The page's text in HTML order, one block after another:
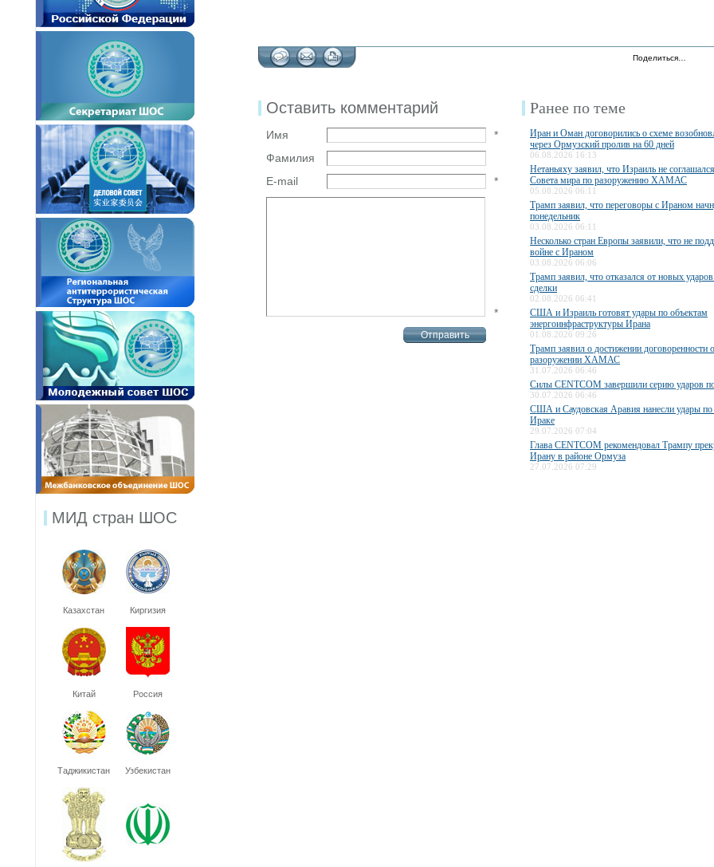
МИД стран ШОС
Казахстан Киргизия
Китай Россия
Таджикистан Узбекистан
Поделиться…
Оставить комментарий
Имя
*
Фамилия
E-mail
*
*
Ранее по теме
Иран и Оман договорились о схеме
через Ормузский пролив на 60 дней
06.08.2026 16:13
Нетаньяху заявил, что Израиль не
Совета мира по разоружению ХАМАС
05.08.2026 06:11
Трамп заявил, что переговоры с Ираном
понедельник
03.08.2026 06:11
Несколько стран Европы заявили, что не
войне с Ираном
03.08.2026 06:06
Трамп заявил, что отказался от новых
сделки
02.08.2026 06:41
США и Израиль готовят удары по объектам
энергоинфраструктуры Ирана
01.08.2026 09:26
Трамп заявил о достижении договоренности
разоружении ХАМАС
31.07.2026 06:46
Силы CENTCOM завершили серию ударов
30.07.2026 06:46
США и Саудовская Аравия нанесли удары по
Ираке
29.07.2026 07:04
Глава CENTCOM рекомендовал Трампу
Ирану в районе Ормуза
27.07.2026 07:29